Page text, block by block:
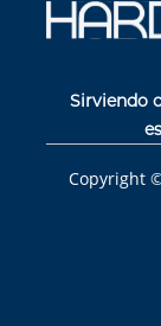
Sirviendo
Copyright